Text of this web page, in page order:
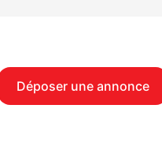
Déposer une annonce